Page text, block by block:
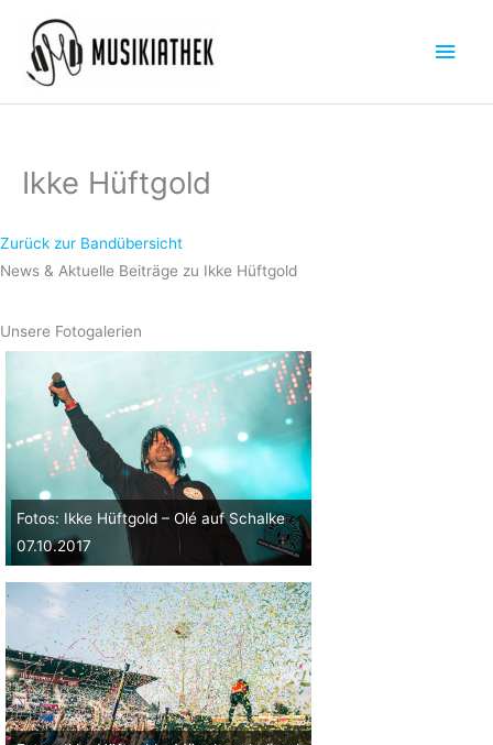
Inhalt
springen
Ikke Hüftgold
Zurück zur Bandübersicht
News & Aktuelle Beiträge zu Ikke Hüftgold
Unsere Fotogalerien
Fotos: Ikke Hüftgold – Olé auf Schalke
07.10.2017